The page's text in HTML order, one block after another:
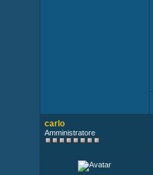
carlo
Amministratore